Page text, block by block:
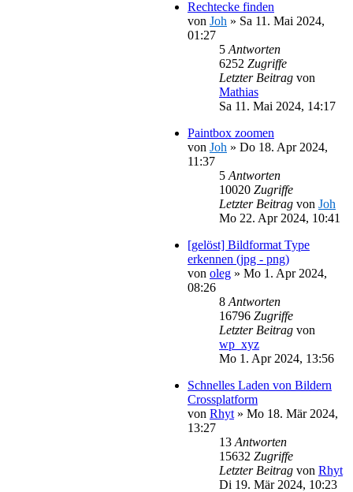
Rechtecke finden
von Joh » Sa 11. Mai 2024,
01:27
5 Antworten
6252 Zugriffe
Letzter Beitrag von
Mathias
Sa 11. Mai 2024, 14:17
Paintbox zoomen
von Joh » Do 18. Apr 2024,
11:37
5 Antworten
10020 Zugriffe
Letzter Beitrag von Joh
Mo 22. Apr 2024, 10:41
[gelöst] Bildformat Type
erkennen (jpg - png)
von oleg » Mo 1. Apr 2024,
08:26
8 Antworten
16796 Zugriffe
Letzter Beitrag von
wp_xyz
Mo 1. Apr 2024, 13:56
Schnelles Laden von Bildern
Crossplatform
von Rhyt » Mo 18. Mär 2024,
13:27
13 Antworten
15632 Zugriffe
Letzter Beitrag von Rhyt
Di 19. Mär 2024, 10:23